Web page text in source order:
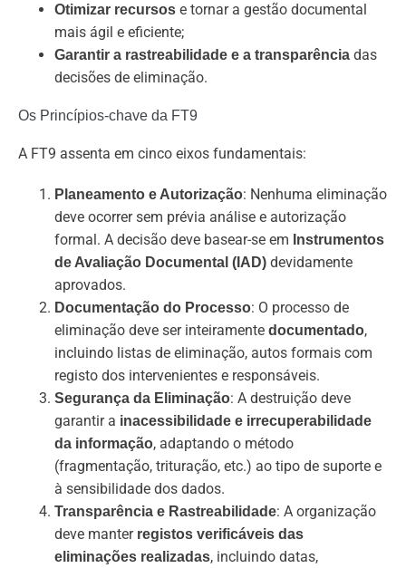
Otimizar recursos e tornar a gestão documental
mais ágil e eficiente;
Garantir a rastreabilidade e a transparência das
decisões de eliminação.
Os Princípios-chave da FT9
A FT9 assenta em cinco eixos fundamentais:
Planeamento e Autorização: Nenhuma eliminação
deve ocorrer sem prévia análise e autorização
formal. A decisão deve basear-se em Instrumentos
de Avaliação Documental (IAD) devidamente
aprovados.
Documentação do Processo: O processo de
eliminação deve ser inteiramente documentado,
incluindo listas de eliminação, autos formais com
registo dos intervenientes e responsáveis.
Segurança da Eliminação: A destruição deve
garantir a inacessibilidade e irrecuperabilidade
da informação, adaptando o método
(fragmentação, trituração, etc.) ao tipo de suporte e
à sensibilidade dos dados.
Transparência e Rastreabilidade: A organização
deve manter registos verificáveis das
eliminações realizadas, incluindo datas,